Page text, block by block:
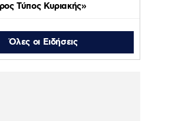
Τύπος Κυριακής»
08.08.2026 | 16:45
Το «Documento» της
Κυριακής
Όλες οι Ειδήσεις